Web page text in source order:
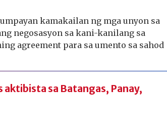
kamakailan ng mga unyon sa
negosasyon sa kani-kanilang sa
agreement para sa umento sa sahod
aktibista sa Batangas, Panay,